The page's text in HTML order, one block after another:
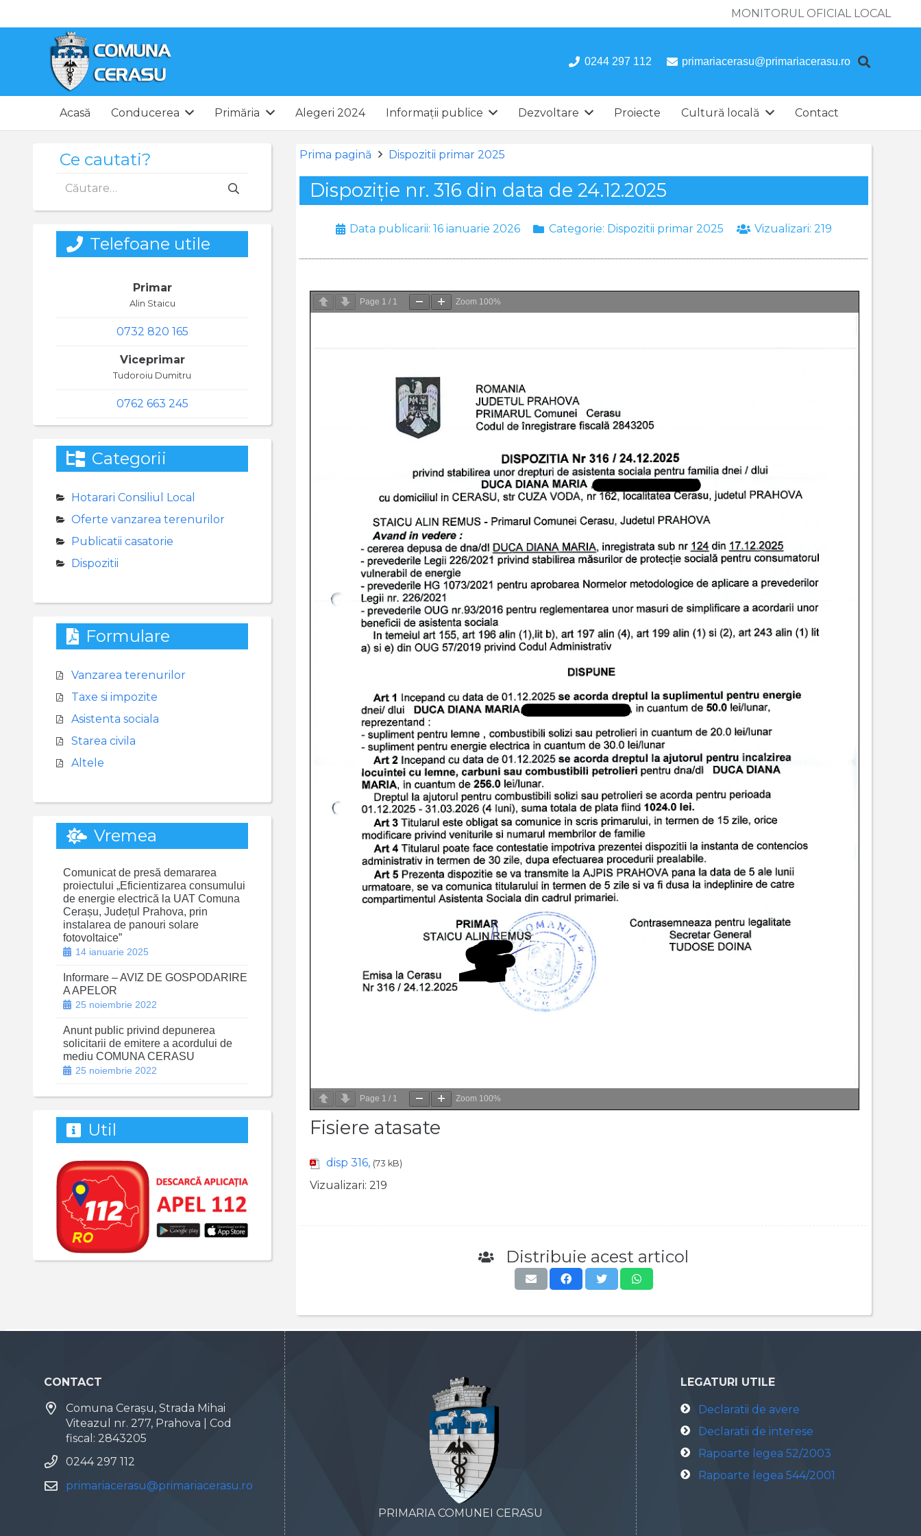
MONITORUL OFICIAL LOCAL
0244 297 112 primariacerasu@primariacerasu.ro
Acasă Conducerea Primăria Alegeri 2024 Informații publice Dezvoltare Proiecte Cultură locală Contact
Prima pagină Dispozitii primar 2025
Dispoziție nr. 316 din data de 24.12.2025
Data publicarii:16 ianuarie 2026 Categorie: Dispozitii primar 2025 Vizualizari:219
Page 1 / 1 Zoom 100%
Page 1 / 1 Zoom 100%
Fisiere atasate
disp 316, (73 kB)
Vizualizari: 219
Distribuie acest articol
Ce cautati?
după:
Telefoane utile
Primar
Alin Staicu
0732 820 165
Viceprimar
Tudoroiu Dumitru
0762 663 245
Categorii
Hotarari Consiliul Local
Oferte vanzarea terenurilor
Publicatii casatorie
Dispozitii
Formulare
Vanzarea terenurilor
Taxe si impozite
Asistenta sociala
Starea civila
Altele
Vremea
Comunicat de presă demararea
proiectului „Eficientizarea consumului
de energie electrică la UAT Comuna
Cerașu, Județul Prahova, prin
instalarea de panouri solare
fotovoltaice”
14 ianuarie 2025
Informare – AVIZ DE GOSPODARIRE
A APELOR
25 noiembrie 2022
Anunt public privind depunerea
solicitarii de emitere a acordului de
mediu COMUNA CERASU
25 noiembrie 2022
Util
CONTACT
Comuna Cerașu, Strada Mihai
Viteazul nr. 277, Prahova | Cod
fiscal: 2843205
0244 297 112
primariacerasu@primariacerasu.ro
PRIMARIA COMUNEI CERASU
LEGATURI UTILE
Declaratii de avere
Declaratii de interese
Rapoarte legea 52/2003
Rapoarte legea 544/2001